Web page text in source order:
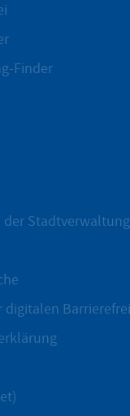
Finder
der Stadtverwaltung
digitalen